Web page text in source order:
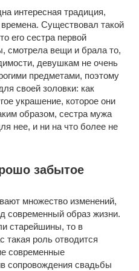
интересная традиция,
Существовал такой
его сестра первой
смотрела вещи и брала то,
девушкам не очень
предметами, поэтому
своей золовки: как
украшение, которое они
образом, сестра мужа
нее, и ни на что более не
забытое
множество изменений,
современный образ жизни.
старейшины, то в
такая роль отводится
современные
сопровождения свадьбы